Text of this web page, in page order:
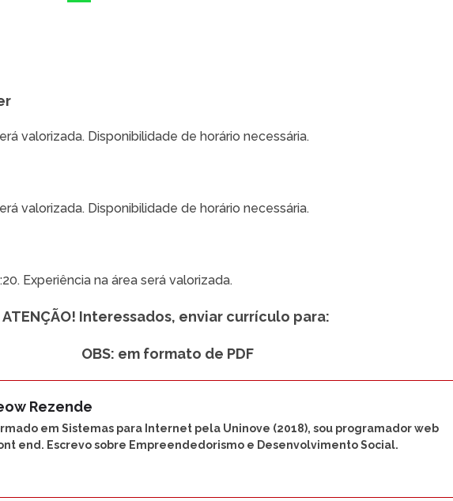
valorizada. Disponibilidade de horário necessária.
valorizada. Disponibilidade de horário necessária.
Experiência na área será valorizada.
ATENÇÃO! Interessados, enviar currículo para:
OBS: em formato de PDF
Rezende
em Sistemas para Internet pela Uninove (2018), sou programador web
end. Escrevo sobre Empreendedorismo e Desenvolvimento Social.